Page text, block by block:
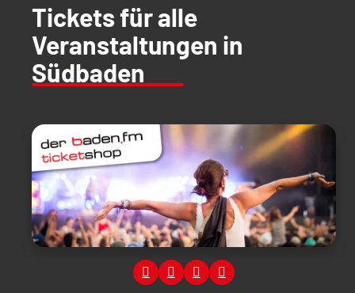
Tickets für alle
Veranstaltungen in
Südbaden